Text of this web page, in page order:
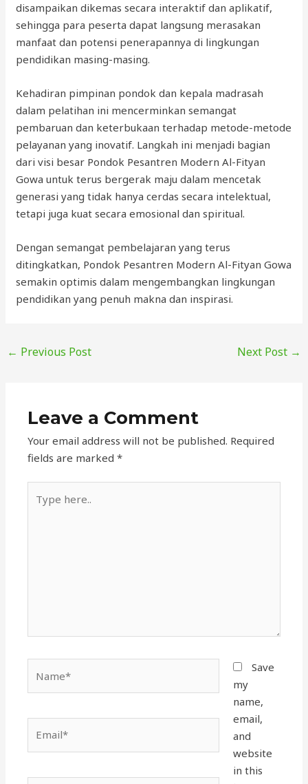
disampaikan dikemas secara interaktif dan aplikatif,
sehingga para peserta dapat langsung merasakan
manfaat dan potensi penerapannya di lingkungan
pendidikan masing-masing.
Kehadiran pimpinan pondok dan kepala madrasah
dalam pelatihan ini mencerminkan semangat
pembaruan dan keterbukaan terhadap metode-metode
pelayanan yang inovatif. Langkah ini menjadi bagian
dari visi besar Pondok Pesantren Modern Al-Fityan
Gowa untuk terus bergerak maju dalam mencetak
generasi yang tidak hanya cerdas secara intelektual,
tetapi juga kuat secara emosional dan spiritual.
Dengan semangat pembelajaran yang terus
ditingkatkan, Pondok Pesantren Modern Al-Fityan Gowa
semakin optimis dalam mengembangkan lingkungan
pendidikan yang penuh makna dan inspirasi.
← Previous Post Next Post →
Leave a Comment
Your email address will not be published. Required
fields are marked*
here..
Save
my
name,
email,
and
website
in this